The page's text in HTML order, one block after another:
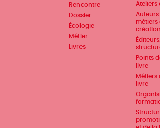
Rencontre
Dossier
Écologie
Métier
Livres
Ateliers
métiers
création
Points
livre
Métiers
livre